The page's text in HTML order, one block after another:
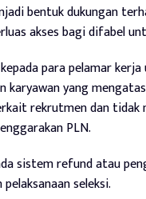
bentuk dukungan
akses bagi difabel
para pelamar
yang
rekrutmen dan tidak
PLN.
sistem refund atau
seleksi.